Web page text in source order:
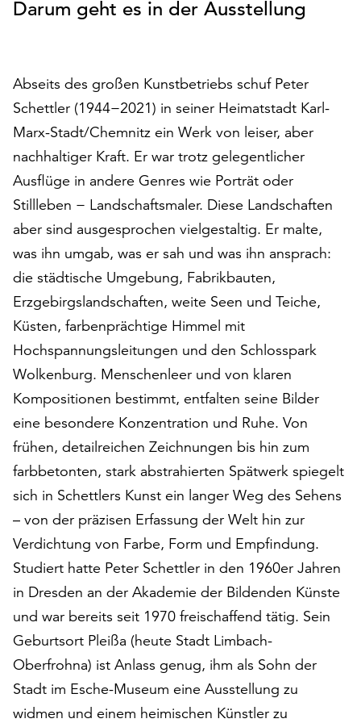
auf
alle
Cookies
zu
akzeptieren.
Sie
können
Ihr
Einverständnis
jederzeit
ändern
und
widerrufen.
Dafür
steht
Ihnen
am
der
Seite
die
Schaltfläche
„Cookie-
Einstellungen“
zur
Verfügung.
Funktionale
Cookies
werden
auch
Ihr
Einverständnis
weiterhin
ausgeführt.
Darum geht es in der Ausstellung
Abseits des großen Kunstbetriebs schuf Peter
Schettler (1944−2021) in seiner Heimatstadt Karl-
Marx-Stadt/Chemnitz ein Werk von leiser, aber
nachhaltiger Kraft. Er war trotz gelegentlicher
Ausflüge in andere Genres wie Porträt oder
Stillleben − Landschaftsmaler. Diese Landschaften
aber sind ausgesprochen vielgestaltig. Er malte,
was ihn umgab, was er sah und was ihn ansprach:
die städtische Umgebung, Fabrikbauten,
Erzgebirgslandschaften, weite Seen und Teiche,
Küsten, farbenprächtige Himmel mit
Hochspannungsleitungen und den Schlosspark
Wolkenburg. Menschenleer und von klaren
Kompositionen bestimmt, entfalten seine Bilder
eine besondere Konzentration und Ruhe. Von
frühen, detailreichen Zeichnungen bis hin zum
farbbetonten, stark abstrahierten Spätwerk spiegelt
sich in Schettlers Kunst ein langer Weg des Sehens
– von der präzisen Erfassung der Welt hin zur
Verdichtung von Farbe, Form und Empfindung.
Studiert hatte Peter Schettler in den 1960er Jahren
in Dresden an der Akademie der Bildenden Künste
und war bereits seit 1970 freischaffend tätig. Sein
Geburtsort Pleißa (heute Stadt Limbach-
Oberfrohna) ist Anlass genug, ihm als Sohn der
Stadt im Esche-Museum eine Ausstellung zu
widmen und einem heimischen Künstler zu